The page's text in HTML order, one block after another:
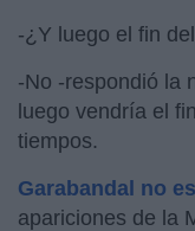
-¿Y luego el fin
-No -respondió la
luego vendría el
tiempos.
Garabandal no
apariciones de la